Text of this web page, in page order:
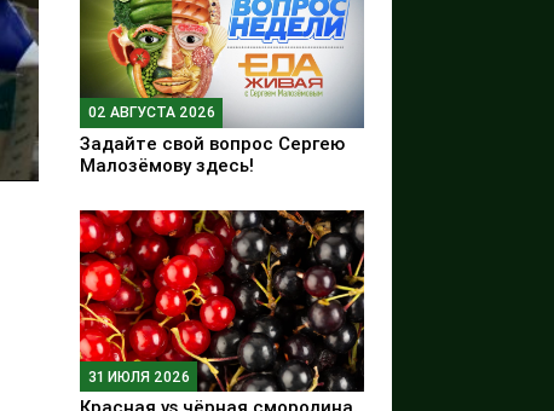
02 АВГУСТА 2026
Задайте свой вопрос Сергею
Малозёмову здесь!
31 ИЮЛЯ 2026